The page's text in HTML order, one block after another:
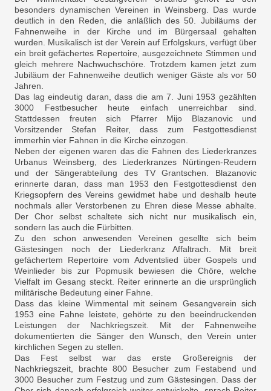
besonders dynamischen Vereinen in Weinsberg. Das wurde
deutlich in den Reden, die anläßlich des 50. Jubiläums der
Fahnenweihe in der Kirche und im Bürgersaal gehalten
wurden. Musikalisch ist der Verein auf Erfolgskurs, verfügt über
ein breit gefächertes Repertoire, ausgezeichnete Stimmen und
gleich mehrere Nachwuchschöre. Trotzdem kamen jetzt zum
Jubiläum der Fahnenweihe deutlich weniger Gäste als vor 50
Jahren.
Das lag eindeutig daran, dass die am 7. Juni 1953 gezählten
3000 Festbesucher heute einfach unerreichbar sind.
Stattdessen freuten sich Pfarrer Mijo Blazanovic und
Vorsitzender Stefan Reiter, dass zum Festgottesdienst
immerhin vier Fahnen in die Kirche einzogen.
Neben der eigenen waren das die Fahnen des Liederkranzes
Urbanus Weinsberg, des Liederkranzes Nürtingen-Reudern
und der Sängerabteilung des TV Grantschen. Blazanovic
erinnerte daran, dass man 1953 den Festgottesdienst den
Kriegsopfern des Vereins gewidmet habe und deshalb heute
nochmals aller Verstorbenen zu Ehren diese Messe abhalte.
Der Chor selbst schaltete sich nicht nur musikalisch ein,
sondern las auch die Fürbitten.
Zu den schon anwesenden Vereinen gesellte sich beim
Gästesingen noch der Liederkranz Affaltrach. Mit breit
gefächertem Repertoire vom Adventslied über Gospels und
Weinlieder bis zur Popmusik bewiesen die Chöre, welche
Vielfalt im Gesang steckt. Reiter erinnerte an die ursprünglich
militärische Bedeutung einer Fahne.
Dass das kleine Wimmental mit seinem Gesangverein sich
1953 eine Fahne leistete, gehörte zu den beeindruckenden
Leistungen der Nachkriegszeit. Mit der Fahnenweihe
dokumentierten die Sänger den Wunsch, den Verein unter
kirchlichen Segen zu stellen.
Das Fest selbst war das erste Großereignis der
Nachkriegszeit, brachte 800 Besucher zum Festabend und
3000 Besucher zum Festzug und zum Gästesingen. Dass der